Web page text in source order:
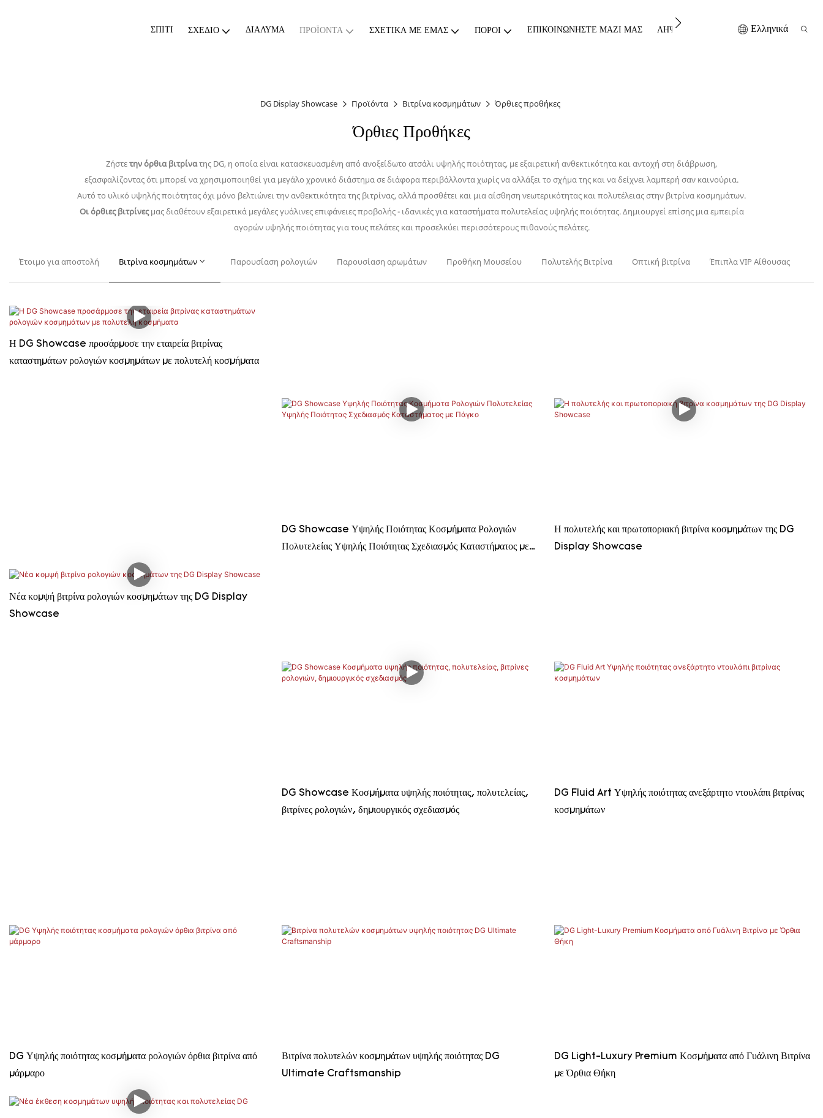
ΣΠΊΤΙ ΣΧΈΔΙΟ ΔΙΆΛΥΜΑ ΠΡΟΪΌΝΤΑ ΣΧΕΤΙΚΆ ΜΕ ΕΜΆΣ ΠΌΡΟΙ ΕΠΙΚΟΙΝΩΝΉΣΤΕ ΜΑΖΊ ΜΑΣ ΛΉΨΗ Ελληνικά
DG Display Showcase Προϊόντα Βιτρίνα κοσμημάτων Όρθιες προθήκες
Όρθιες Προθήκες
Ζήστετην όρθια βιτρίνατης DG, η οποία είναι κατασκευασμένη από ανοξείδωτο ατσάλι υψηλής ποιότητας, με εξαιρετική ανθεκτικότητα και αντοχή στη διάβρωση,
εξασφαλίζοντας ότι μπορεί να χρησιμοποιηθεί για μεγάλο χρονικό διάστημα σε διάφορα περιβάλλοντα χωρίς να αλλάξει το σχήμα της και να δείχνει λαμπερή σαν καινούρια.
Αυτό το υλικό υψηλής ποιότητας όχι μόνο βελτιώνει την ανθεκτικότητα της βιτρίνας, αλλά προσθέτει και μια αίσθηση νεωτερικότητας και πολυτέλειας στην βιτρίνα κοσμημάτων.
Οι όρθιες βιτρίνεςμας διαθέτουν εξαιρετικά μεγάλες γυάλινες επιφάνειες προβολής - ιδανικές για καταστήματα πολυτελείας υψηλής ποιότητας. Δημιουργεί επίσης μια εμπειρία
αγορών υψηλής ποιότητας για τους πελάτες και προσελκύει περισσότερους πιθανούς πελάτες.
Έτοιμο για αποστολή Βιτρίνα κοσμημάτων Παρουσίαση ρολογιών Παρουσίαση αρωμάτων Προθήκη Μουσείου Πολυτελής Βιτρίνα Οπτική βιτρίνα Έπιπλα VIP Αίθουσας
Πολυτελής βιτρίνα μπροστά Όρθιες προθήκες Νησιώτικη βιτρίνα Επιτοίχια βιτρίνα Τραπέζι επίδειξης κοσμημάτων
Η DG Showcase προσάρμοσε την εταιρεία βιτρίνας
καταστημάτων ρολογιών κοσμημάτων με πολυτελή κοσμήματα
DG Showcase Υψηλής Ποιότητας Κοσμήματα Ρολογιών
Πολυτελείας Υψηλής Ποιότητας Σχεδιασμός Καταστήματος με
Η πολυτελής και πρωτοποριακή βιτρίνα κοσμημάτων της DG
Display Showcase
Νέα κομψή βιτρίνα ρολογιών κοσμημάτων της DG Display
Showcase
DG Showcase Κοσμήματα υψηλής ποιότητας, πολυτελείας,
βιτρίνες ρολογιών, δημιουργικός σχεδιασμός
DG Fluid Art Υψηλής ποιότητας ανεξάρτητο ντουλάπι βιτρίνας
κοσμημάτων
DG Υψηλής ποιότητας κοσμήματα ρολογιών όρθια βιτρίνα από
μάρμαρο
Βιτρίνα πολυτελών κοσμημάτων υψηλής ποιότητας DG
Ultimate Craftsmanship
DG Light-Luxury Premium Κοσμήματα από Γυάλινη Βιτρίνα
με Όρθια Θήκη